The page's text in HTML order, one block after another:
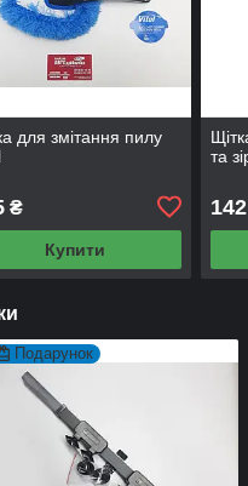
для змітання пилу
₴
Купити
та
142
Подарунок